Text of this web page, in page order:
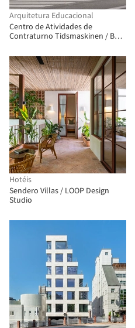
Arquitetura Educacional
Centro de Atividades de
Contraturno Tidsmaskinen / BBP
Hotéis
Sendero Villas / LOOP Design
Studio